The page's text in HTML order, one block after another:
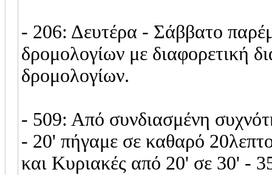
- 206: Δευτέρα - Σάββατο
δρομολογίων με διαφορετική
δρομολογίων.
- 509: Από συνδιασμένη
- 20' πήγαμε σε καθαρό
και Κυριακές από 20' σε 30' -